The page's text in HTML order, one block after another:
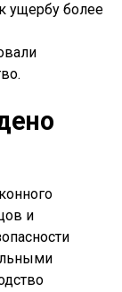
ущербу более
и